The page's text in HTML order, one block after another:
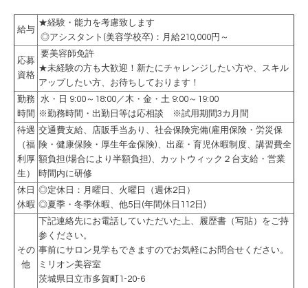
給与
★経験・能力を考慮致します
◎アシスタント(美容学校卒)：月給210,000円～
応募
資格
要美容師免許
★未経験の方も大歓迎！新たにチャレンジしたい方や、スキル
アップしたい方、お待ちしております！
勤務
時間
水・日 9:00～18:00／木・金・土 9:00～19:00
※勤務時間・出勤日等は応相談
※試用期間3カ月間
待遇
（福
利厚
生）
交通費支給、店販手当あり、社会保険完備(雇用保険・労災保
険・健康保険・厚生年金保険)、出産・育児休暇制度、講習費全
額負担(場合により半額負担)、 カットウィック２台支給・営業
時間内に研修
休日
休暇
◎定休日：月曜日、火曜日（週休2日）
◎夏季・冬季休暇、他5日(年間休日112日)
その
他
下記連絡先にお電話していただいた上、履歴書（写貼）をご持
参ください。
事前にサロン見学もできますのでお気軽にお問合せください。
ミリオン美容室
茨城県日立市多賀町1-20-6